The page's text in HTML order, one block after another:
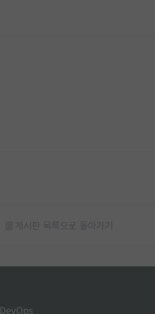
게시판 목록으로 돌아가기